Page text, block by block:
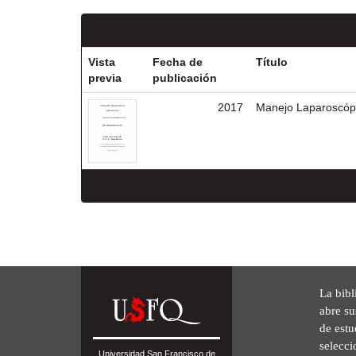
Vista
previa
Fecha de
publicación
Título
2017 Manejo
Universidad San Francisco de
La
abre
de